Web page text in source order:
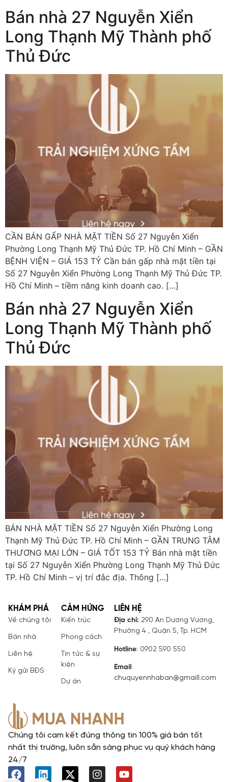
Bán nhà 27 Nguyễn Xiển
Long Thạnh Mỹ Thành phố
Thủ Đức
CẦN BÁN GẤP NHÀ MẶT TIỀN Số 27 Nguyễn Xiển
Phường Long Thạnh Mỹ Thủ Đức TP. Hồ Chí Minh – GẦN
BỆNH VIỆN – GIÁ 153 TỶ Cần bán gấp nhà mặt tiền tại
Số 27 Nguyễn Xiển Phường Long Thạnh Mỹ Thủ Đức TP.
Hồ Chí Minh – tiềm năng kinh doanh cao. […]
Bán nhà 27 Nguyễn Xiển
Long Thạnh Mỹ Thành phố
Thủ Đức
BÁN NHÀ MẶT TIỀN Số 27 Nguyễn Xiển Phường Long
Thạnh Mỹ Thủ Đức TP. Hồ Chí Minh – GẦN TRUNG TÂM
THƯƠNG MẠI LỚN – GIÁ TỐT 153 TỶ Bán nhà mặt tiền
tại Số 27 Nguyễn Xiển Phường Long Thạnh Mỹ Thủ Đức
TP. Hồ Chí Minh – vị trí đắc địa. Thông […]
Chúng tôi cam kết đúng thông tin 100% giá bán tốt
nhất thị trường, luôn sẵn sàng phục vụ quý khách hàng
24/7
KHÁM PHÁ
Về chúng tôi
Bán nhà
Liên hệ
Ký gửi BĐS
CẢM HỨNG
Kiến trúc
Phong cách
Tin tức & sự
kiện
Dự án
LIÊN HỆ
Địa chỉ: 290 An Dương Vương,
Phường 4 , Quận 5, Tp. HCM
Hotline: 0902 590 550
Email :
chuquyennhaban@gmaill.com